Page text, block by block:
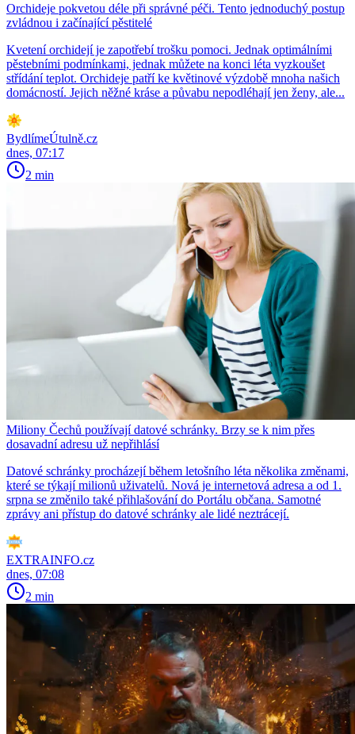
Orchideje pokvetou déle při správné péči. Tento jednoduchý postup
zvládnou i začínající pěstitelé
Kvetení orchidejí je zapotřebí trošku pomoci. Jednak optimálními
pěstebními podmínkami, jednak můžete na konci léta vyzkoušet
střídání teplot. Orchideje patří ke květinové výzdobě mnoha našich
domácností. Jejich něžné kráse a půvabu nepodléhají jen ženy, ale...
BydlímeÚtulně.cz
dnes, 07:17
2 min
Miliony Čechů používají datové schránky. Brzy se k nim přes
dosavadní adresu už nepřihlásí
Datové schránky procházejí během letošního léta několika změnami,
které se týkají milionů uživatelů. Nová je internetová adresa a od 1.
srpna se změnilo také přihlašování do Portálu občana. Samotné
zprávy ani přístup do datové schránky ale lidé neztrácejí.
EXTRAINFO.cz
dnes, 07:08
2 min